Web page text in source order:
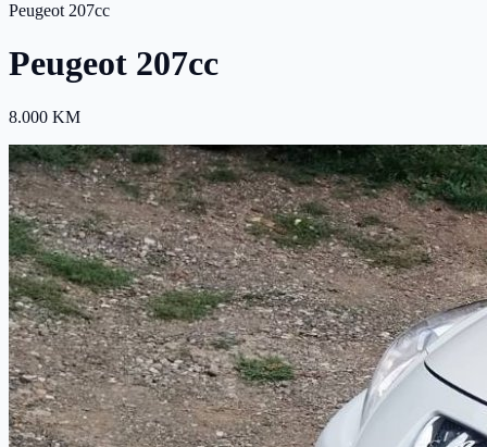
Peugeot 207cc
Peugeot 207cc
8.000 KM